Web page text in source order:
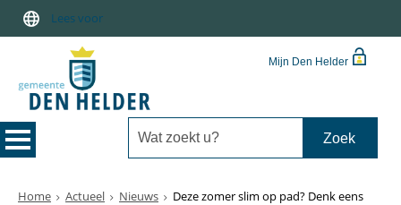
Lees voor
Mijn Den Helder
Home Actueel Nieuws
Deze zomer slim op pad? Denk eens